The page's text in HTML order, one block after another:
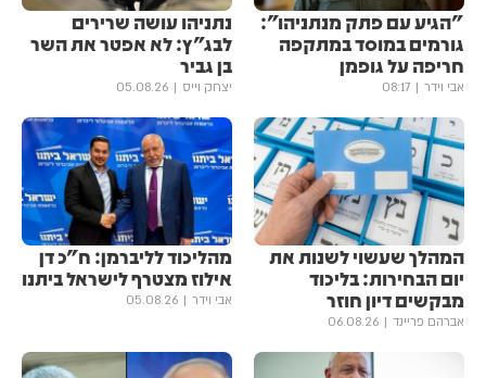
"הגיע עם פתק מנתניהו":
גורמים במוסד במתקפה
חריפה על גופמן
אבי וידר 08:17
נתניהו עושה שרירים
לבג"ץ: לא אפטר את השר
בן גביר
יצחק וייס 05.08.26
המהלך שעשוי לשנות את
יום הבחירות: בליכוד
מבקשים דיון חוזר
אברהם פריינד 06.08.26
מהליכוד לליברמן: ח"כ דן
אילוז מצטרף לישראל ביתנו
אבי וידר 05.08.26